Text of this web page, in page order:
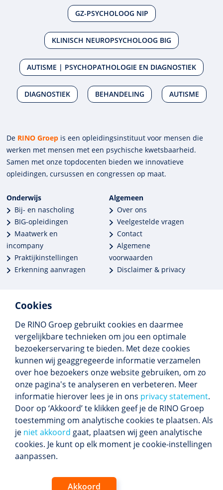
Cookies
De RINO Groep gebruikt cookies en daarmee
vergelijkbare technieken om jou een optimale
bezoekerservaring te bieden. Met deze cookies
kunnen wij geaggregeerde informatie verzamelen
over hoe bezoekers onze website gebruiken, om zo
onze pagina's te analyseren en verbeteren. Meer
informatie hierover lees je in ons privacy statement.
Door op ‘Akkoord’ te klikken geef je de RINO Groep
toestemming om analytische cookies te plaatsen. Als
je niet akkoord gaat, plaatsen wij geen analytische
cookies. Je kunt op elk moment je cookie-instellingen
aanpassen.
Akkoord
GZ-PSYCHOLOOG NIP
KLINISCH NEUROPSYCHOLOOG BIG
AUTISME | PSYCHOPATHOLOGIE EN DIAGNOSTIEK
DIAGNOSTIEK BEHANDELING AUTISME
De RINO Groep is een opleidings­insti­tuut voor mensen die
werken met mensen met een psychische kwets­baar­heid.
Samen met onze top­docenten bieden we innova­tieve
opleidingen, cursussen en congres­sen op maat.
Onderwijs
Bij- en nascholing
BIG-opleidingen
Maatwerk en
incompany
Praktijkinstellingen
Erkenning aanvragen
Algemeen
Over ons
Veelgestelde vragen
Contact
Algemene
voorwaarden
Disclaimer & privacy
Meer dan 250 opleidingen
Alle BIG-opleidingen in huis
Cedeo-erkend en CRKBO-geregistreerd
Gemiddelde beoordeling 8,4
Volg ons
Blijf op de hoogte van het (nieuwe) scholings­
aanbod en ons laatste nieuws.